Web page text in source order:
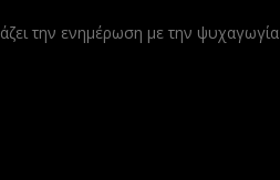
την ενημέρωση με την ψυχαγωγία